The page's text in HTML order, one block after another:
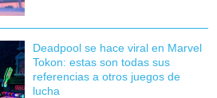
Deadpool se hace viral en Marvel
Tokon: estas son todas sus
referencias a otros juegos de
lucha